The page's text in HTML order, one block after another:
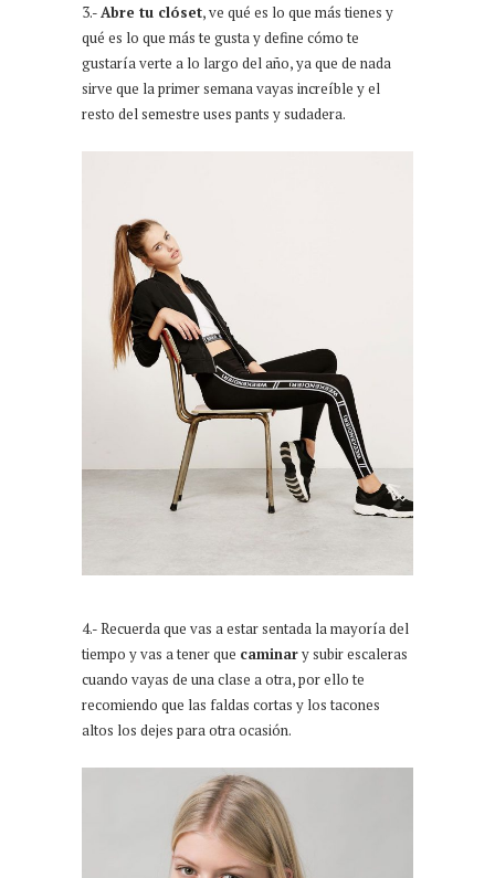
3.-Abre tu clóset, ve qué es lo que más tienes y
qué es lo que más te gusta y define cómo te
gustaría verte a lo largo del año, ya que de nada
sirve que la primer semana vayas increíble y el
resto del semestre uses pants y sudadera.
4.- Recuerda que vas a estar sentada la mayoría del
tiempo y vas a tener que caminary subir escaleras
cuando vayas de una clase a otra, por ello te
recomiendo que las faldas cortas y los tacones
altos los dejes para otra ocasión.